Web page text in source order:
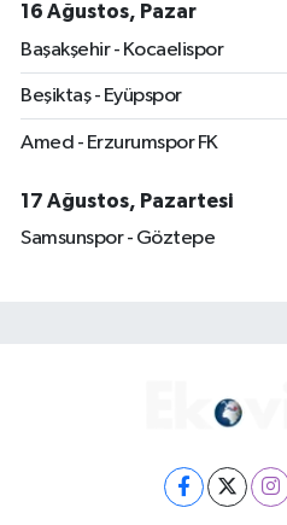
16 Ağustos, Pazar
Başakşehir - Kocaelispor
Beşiktaş - Eyüpspor
Amed - Erzurumspor FK
17 Ağustos, Pazartesi
Samsunspor - Göztepe